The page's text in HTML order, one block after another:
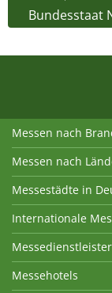
Bundesstaat
Messen nach
Messen nach
Messestädte in
Internationale
Messedienstleister
Messehotels